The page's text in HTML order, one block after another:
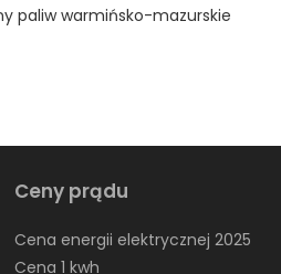
paliw warmińsko-mazurskie
Ceny prądu
Cena energii elektrycznej 2025
Cena 1 kwh